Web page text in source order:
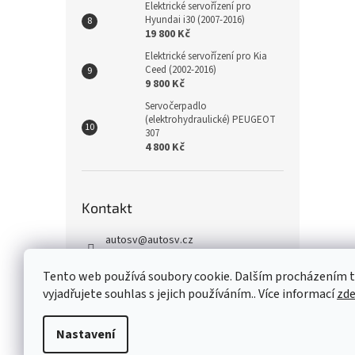
Tento web používá soubory cookie. Dalším procházením
vyjadřujete souhlas s jejich používáním.. Více informacízde
Nastavení
Elektrické servořízení pro
Hyundai i30 (2007-2016)
19 800 Kč
Elektrické servořízení pro Kia
Ceed (2002-2016)
9 800 Kč
Servočerpadlo
(elektrohydraulické) PEUGEOT
307
4 800 Kč
Kontakt
autosv@autosv.cz
+420 739 933 279